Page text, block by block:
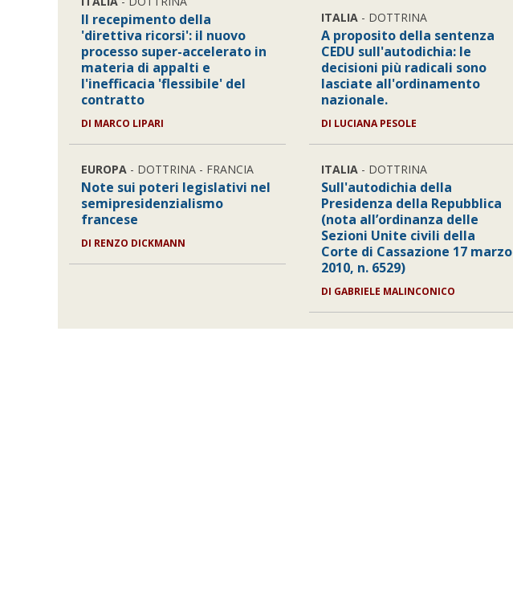
Il recepimento della
'direttiva ricorsi': il nuovo
processo super-accelerato in
materia di appalti e
l'inefficacia 'flessibile' del
contratto
DI MARCO LIPARI
EUROPA - DOTTRINA - FRANCIA
Note sui poteri legislativi nel
semipresidenzialismo
francese
DI RENZO DICKMANN
ITALIA - DOTTRINA
A proposito della sentenza
CEDU sull'autodichia: le
decisioni più radicali sono
lasciate all'ordinamento
nazionale.
DI LUCIANA PESOLE
ITALIA - DOTTRINA
Sull'autodichia della
Presidenza della Repubblica
(nota all’ordinanza delle
Sezioni Unite civili della
Corte di Cassazione 17 marzo
2010, n. 6529)
DI GABRIELE MALINCONICO